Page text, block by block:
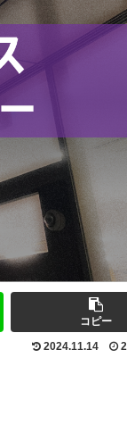
コピー
2024.11.14